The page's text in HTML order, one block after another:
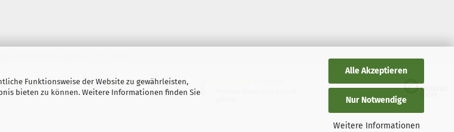
Funktionsweise der Website zu gewährleisten,
bieten zu können. Weitere Informationen finden Sie
Alle Akzeptieren
Nur Notwendige
Weitere Informationen
06.08.26▼
Alles super
05.08.26▼
Alles super, immer wieder